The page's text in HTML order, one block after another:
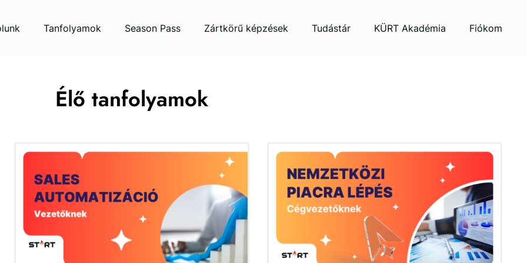
Tanfolyamok Season Pass Zártkörű képzések Tudástár KÜRT Akadémia Fiókom
Élő tanfolyamok